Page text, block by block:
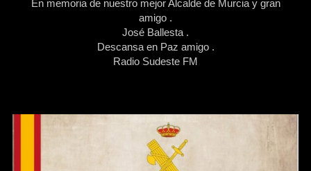
En memoria de nuestro mejor Alcalde de Murcia y gran
amigo .
José Ballesta .
Descansa en Paz amigo .
Radio Sudeste FM